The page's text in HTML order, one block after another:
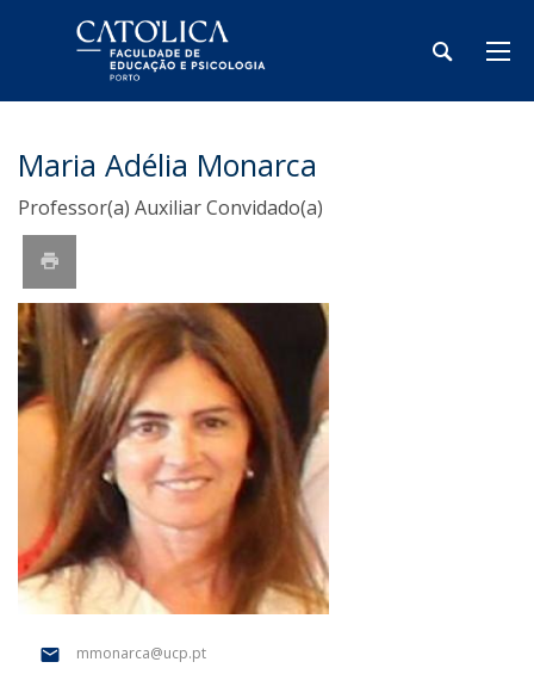
Maria Adélia Monarca
Professor(a) Auxiliar Convidado(a)
mmonarca@ucp.pt